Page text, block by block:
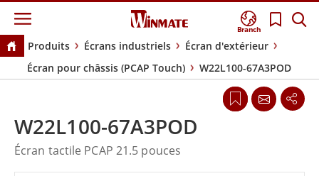
Branch
Produits Écrans industriels
Écran d'extérieur
Écran pour châssis (PCAP Touch)
W22L100-67A3POD
W22L100-67A3POD
Écran tactile PCAP 21.5 pouces